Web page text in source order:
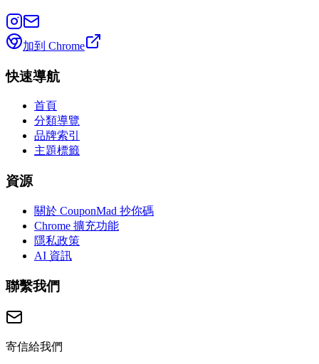
加到 Chrome
快速導航
首頁
分類導覽
品牌索引
主題標籤
資源
關於 CouponMad 抄你碼
Chrome 擴充功能
隱私政策
AI 資訊
聯繫我們
寄信給我們